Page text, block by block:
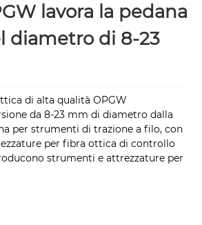
lavora la pedana
diametro di 8-23
di alta qualità OPGW
da 8-23 mm di diametro dalla
per strumenti di trazione a filo, con
per fibra ottica di controllo
strumenti e attrezzature per